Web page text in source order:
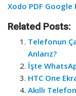
Xodo PDF Google
Related Posts:
Telefonun
Anlarız?
İşte
HTC One
Akıllı